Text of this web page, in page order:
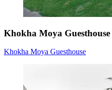
Khokha Moya Guesthouse
Khokha Moya Guesthouse